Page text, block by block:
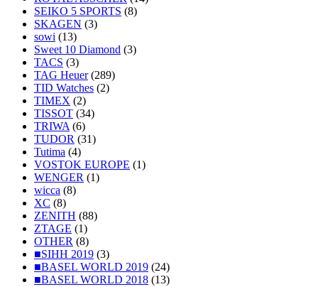
SEIKO 5 SPORTS (8)
SKAGEN (3)
sowi (13)
Sweet 10 Diamond (3)
TACS (3)
TAG Heuer(289)
TID Watches (2)
TIMEX (2)
TISSOT (34)
TRIWA (6)
TUDOR (31)
Tutima (4)
VOSTOK EUROPE (1)
WENGER (1)
wicca (8)
XC (8)
ZENITH (88)
ZTAGE (1)
OTHER (8)
■SIHH 2019 (3)
■BASEL WORLD 2019 (24)
■BASEL WORLD 2018 (13)